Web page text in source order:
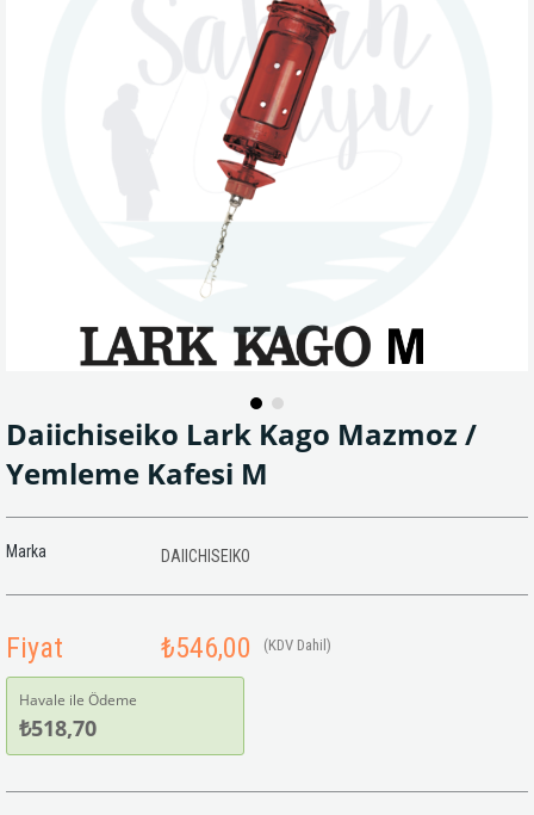
Daiichiseiko Lark Kago Mazmoz /
Yemleme Kafesi M
Marka DAIICHISEIKO
Fiyat ₺546,00 (KDV Dahil)
Havale ile Ödeme
₺518,70